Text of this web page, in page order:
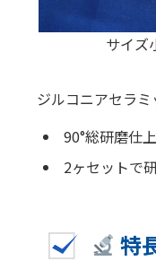
サイ
ジルコニアセラミ
90°総研磨仕
2ヶセットで
特